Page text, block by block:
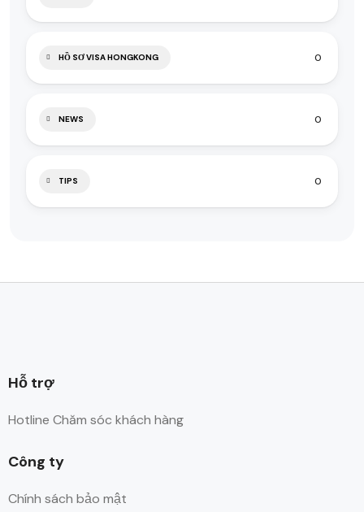
HỒ SƠ VISA HONGKONG 0
NEWS 0
TIPS 0
Hỗ trợ
Hotline Chăm sóc khách hàng
Công ty
Chính sách bảo mật